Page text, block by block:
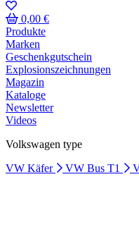
0,00 €
Produkte
Marken
Geschenkgutschein
Explosionszeichnungen
Magazin
Kataloge
Newsletter
Videos
Volkswagen type
VW Käfer
VW Bus T1